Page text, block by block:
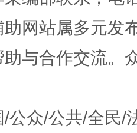
网站属多元发
与合作交流。
/公众/公共/全民/